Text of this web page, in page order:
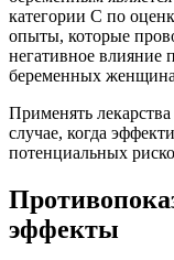
категории C по
опыты, которые
негативное влияние
беременных
Применять
случае, когда
потенциальных
эффекты